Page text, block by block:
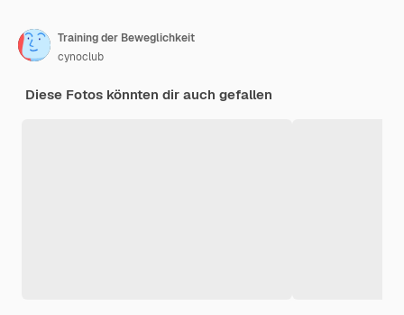
Training der Beweglichkeit
cynoclub
Diese Fotos könnten dir auch gefallen